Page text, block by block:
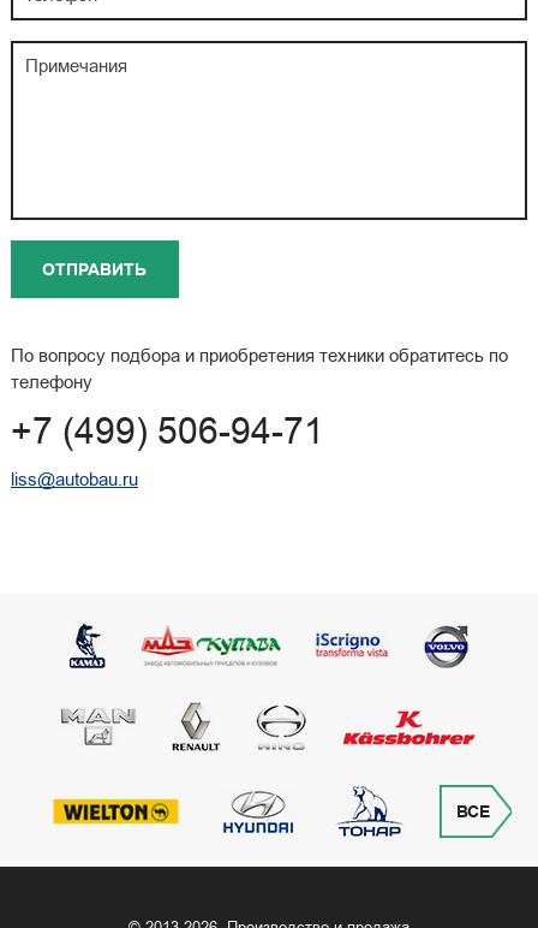
По вопросу подбора и приобретения техники обратитесь по
телефону
+7 (499) 506-94-71
liss@autobau.ru
ВСЕ